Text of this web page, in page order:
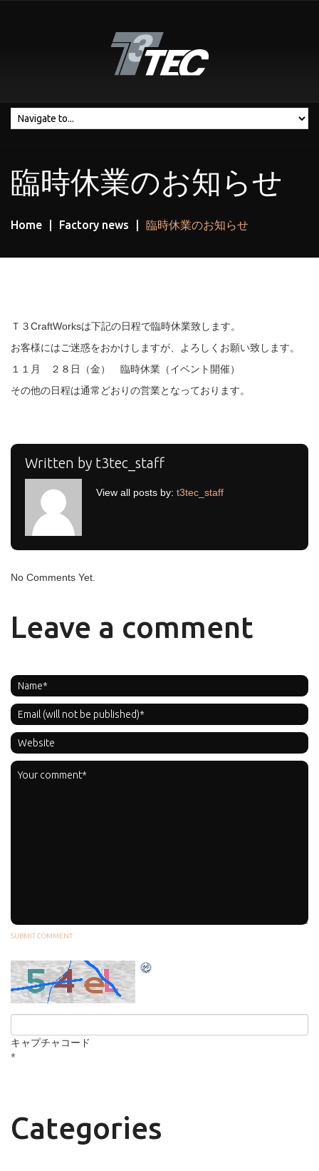
臨時休業のお知らせ
Home Factory news 臨時休業のお知らせ
Ｔ３CraftWorksは下記の日程で臨時休業致します。
お客様にはご迷惑をおかけしますが、よろしくお願い致します。
１１月 ２８日（金） 臨時休業（イベント開催）
その他の日程は通常どおりの営業となっております。
Written by t3tec_staff
View all posts by: t3tec_staff
No Comments Yet.
Leave a comment
キャプチャコード
*
Categories